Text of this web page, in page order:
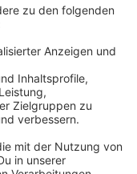
Nachrichten,
- wir